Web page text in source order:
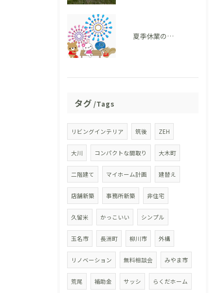
夏季休業のお知らせ
タグ Tags
リビングインテリア 筑後 ZEH
大川 コンパクトな間取り 大木町
二階建て マイホーム計画 建替え
店舗新築 事務所新築 非住宅
久留米 かっこいい シンプル
玉名市 長洲町 柳川市 外構
リノベーション 無料相談会 みやま市
荒尾 補助金 サッシ らくだホーム